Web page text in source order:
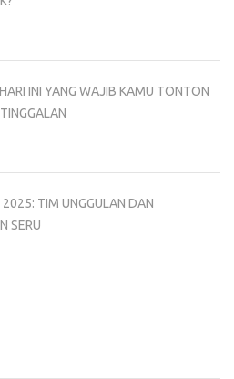
INI YANG WAJIB KAMU TONTON
2025: TIM UNGGULAN DAN
SERU